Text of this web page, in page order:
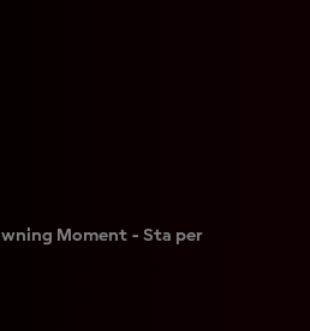
Moment - Sta per